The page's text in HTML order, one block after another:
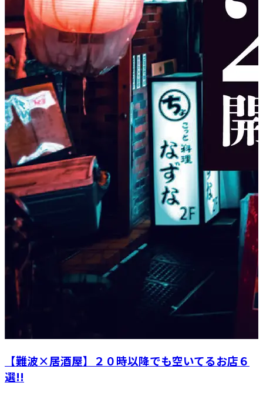
【難波×居酒屋】２０時以降でも空いてるお店６
選!!